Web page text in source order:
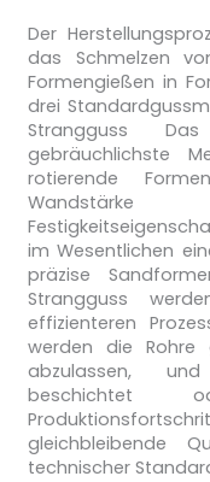
Der
das Schmelzen
Formengießen in
drei
Strangguss
gebräuchlichste
rotierende
Wandstärke
im Wesentlichen
präzise
Strangguss
effizienteren
werden die Rohre
abzulassen,
beschichtet
gleichbleibende
technischer